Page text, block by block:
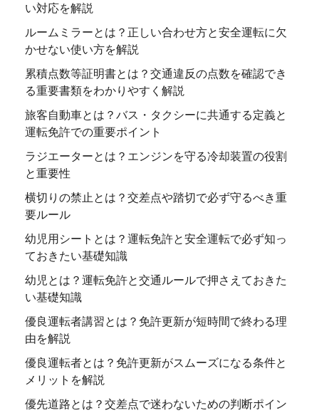
い対応を解説
ルームミラーとは？正しい合わせ方と安全運転に欠
かせない使い方を解説
累積点数等証明書とは？交通違反の点数を確認でき
る重要書類をわかりやすく解説
旅客自動車とは？バス・タクシーに共通する定義と
運転免許での重要ポイント
ラジエーターとは？エンジンを守る冷却装置の役割
と重要性
横切りの禁止とは？交差点や踏切で必ず守るべき重
要ルール
幼児用シートとは？運転免許と安全運転で必ず知っ
ておきたい基礎知識
幼児とは？運転免許と交通ルールで押さえておきた
い基礎知識
優良運転者講習とは？免許更新が短時間で終わる理
由を解説
優良運転者とは？免許更新がスムーズになる条件と
メリットを解説
優先道路とは？交差点で迷わないための判断ポイン